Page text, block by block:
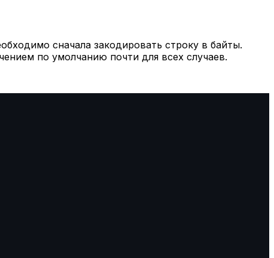
сначала закодировать строку в байты.
по умолчанию почти для всех случаев.